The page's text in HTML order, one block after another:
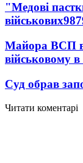
"Медові
військових
Майора ВСП
військовому
Суд обрав
Читати коментарі